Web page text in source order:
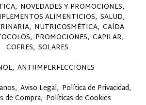
NOVEDADES Y PROMOCIONES
ALIMENTICIOS SALUD
NUTRICOSMÉTICA CAÍDA
PROMOCIONES CAPILAR
COFRES SOLARES
ANTIIMPERFECCIONES
Aviso Legal Política de Privacidad
de Compra Políticas de Cookies